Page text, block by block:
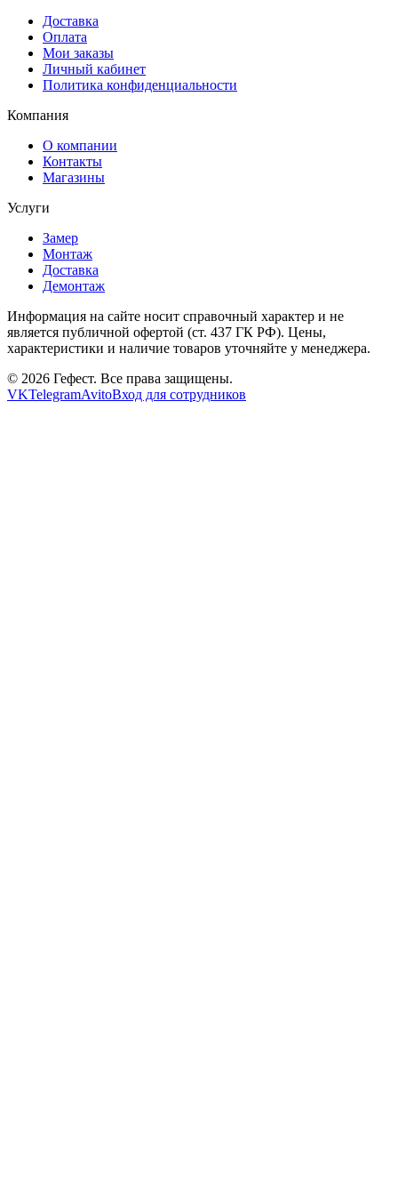
Доставка
Оплата
Мои заказы
Личный кабинет
Политика конфиденциальности
Компания
О компании
Контакты
Магазины
Услуги
Замер
Монтаж
Доставка
Демонтаж
Информация на сайте носит справочный характер и не
является публичной офертой (ст. 437 ГК РФ). Цены,
характеристики и наличие товаров уточняйте у менеджера.
© 2026 Гефест. Все права защищены.
VKTelegramAvitoВход для сотрудников